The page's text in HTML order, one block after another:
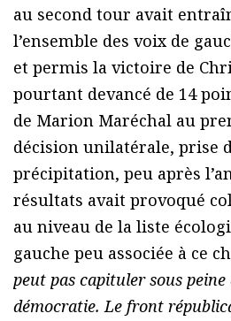
au second tour avait
l’ensemble des voix de
et permis la victoire de
pourtant devancé de 14
de Marion Maréchal au
décision unilatérale, prise
précipitation, peu après
résultats avait provoqué
au niveau de la liste
gauche peu associée à ce
peut pas capituler sous
démocratie. Le front